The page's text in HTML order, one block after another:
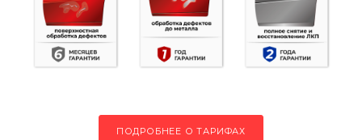
ПОДРОБНЕЕ О ТАРИФАХ